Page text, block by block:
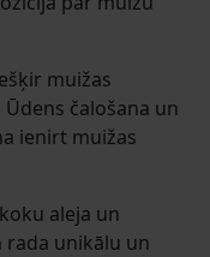
muižas
čalošana un
ienirt muižas
aleja un
rada unikālu un